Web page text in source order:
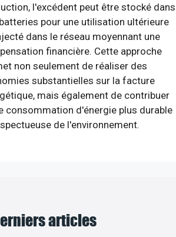
l'excédent peut être stocké dans
pour une utilisation ultérieure
dans le réseau moyennant une
financière. Cette approche
non seulement de réaliser des
substantielles sur la facture
mais également de contribuer
consommation d'énergie plus durable
de l'environnement.
articles